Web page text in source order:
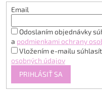
Email
Odoslaním objednávky
a podmienkami ochrany
Vložením e-mailu
osobných údajov
PRIHLÁSIŤ SA